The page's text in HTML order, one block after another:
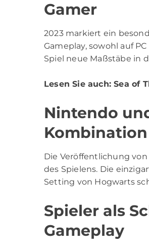
Gamer
2023 markiert ein
Gameplay, sowohl auf
Spiel neue Maßstäbe in
Lesen Sie auch:Sea of
Nintendo
Kombination
Die Veröffentlichung
des Spielens. Die
Setting von Hogwarts
Spieler als
Gameplay